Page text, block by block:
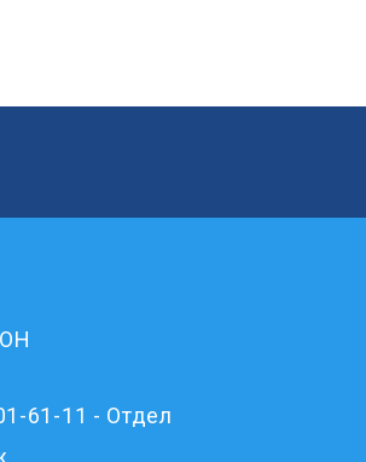
61-11 - Отдел